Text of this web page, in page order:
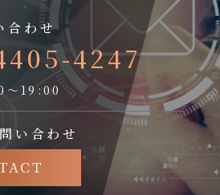
合わせ
4247
～19:00
い合わせ